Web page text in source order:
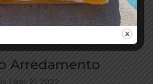
Arredamento
| Apr 21, 2022